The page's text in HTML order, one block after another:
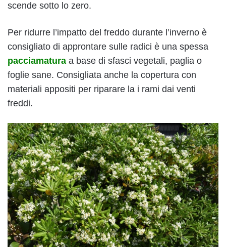
scende sotto lo zero.
Per ridurre l’impatto del freddo durante l’inverno è
consigliato di approntare sulle radici è una spessa
pacciamatura a base di sfasci vegetali, paglia o
foglie sane. Consigliata anche la copertura con
materiali appositi per riparare la i rami dai venti
freddi.